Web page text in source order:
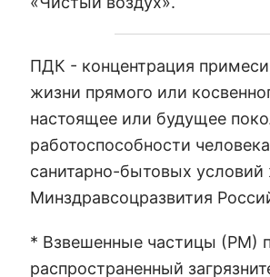
ПДК - концентрация
жизни прямого или
настоящее или будущее
работоспособности
санитарно-бытовых условий
Минздравсоцразвития
* Взвешенные частицы (РМ)
распространенный